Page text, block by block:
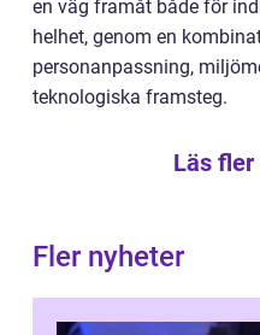
en väg framåt både för
helhet, genom en
personanpassning,
teknologiska framsteg.
Läs
Fler nyheter